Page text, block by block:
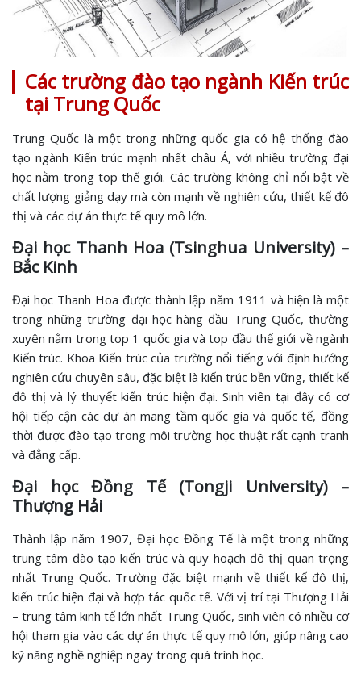
Các trường đào tạo ngành Kiến trúc
tại Trung Quốc
Trung Quốc là một trong những quốc gia có hệ thống đào
tạo ngành Kiến trúc mạnh nhất châu Á, với nhiều trường đại
học nằm trong top thế giới. Các trường không chỉ nổi bật về
chất lượng giảng dạy mà còn mạnh về nghiên cứu, thiết kế đô
thị và các dự án thực tế quy mô lớn.
Đại học Thanh Hoa (Tsinghua University) –
Bắc Kinh
Đại học Thanh Hoa được thành lập năm 1911 và hiện là một
trong những trường đại học hàng đầu Trung Quốc, thường
xuyên nằm trong top 1 quốc gia và top đầu thế giới về ngành
Kiến trúc. Khoa Kiến trúc của trường nổi tiếng với định hướng
nghiên cứu chuyên sâu, đặc biệt là kiến trúc bền vững, thiết kế
đô thị và lý thuyết kiến trúc hiện đại. Sinh viên tại đây có cơ
hội tiếp cận các dự án mang tầm quốc gia và quốc tế, đồng
thời được đào tạo trong môi trường học thuật rất cạnh tranh
và đẳng cấp.
Đại học Đồng Tế (Tongji University) –
Thượng Hải
Thành lập năm 1907, Đại học Đồng Tế là một trong những
trung tâm đào tạo kiến trúc và quy hoạch đô thị quan trọng
nhất Trung Quốc. Trường đặc biệt mạnh về thiết kế đô thị,
kiến trúc hiện đại và hợp tác quốc tế. Với vị trí tại Thượng Hải
– trung tâm kinh tế lớn nhất Trung Quốc, sinh viên có nhiều cơ
hội tham gia vào các dự án thực tế quy mô lớn, giúp nâng cao
kỹ năng nghề nghiệp ngay trong quá trình học.